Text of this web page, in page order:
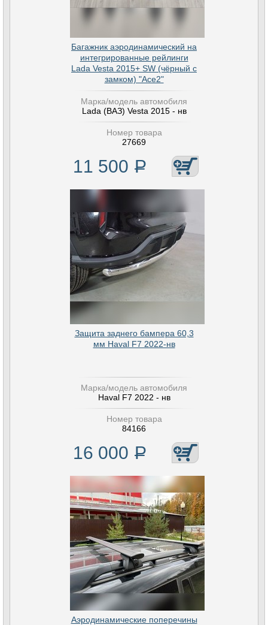
Багажник аэродинамический на
интегрированные рейлинги
Lada Vesta 2015+ SW (чёрный с
замком) "Ace2"
Марка/модель автомобиля
Lada (ВАЗ) Vesta 2015 - нв
Номер товара
27669
11 500 Р
Защита заднего бампера 60,3
мм Haval F7 2022-нв
Марка/модель автомобиля
Haval F7 2022 - нв
Номер товара
84166
16 000 Р
Аэродинамические поперечины